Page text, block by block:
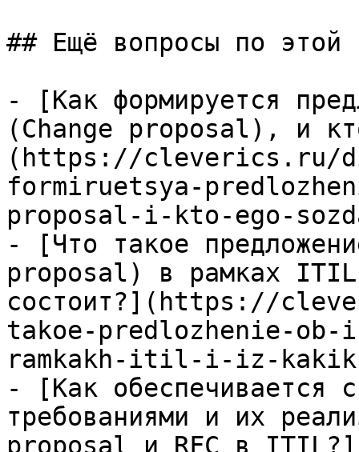
## Ещё вопросы по этой
- [Как формируется
(Change proposal), и
(https://cleverics.ru/
formiruetsya-
proposal-i-kto-ego-
- [Что такое
proposal) в рамках
состоит?](https://
takoe-predlozhenie-ob-
ramkakh-itil-i-iz-
- [Как обеспечивается
требованиями и их
proposal и RFC в ITIL?]